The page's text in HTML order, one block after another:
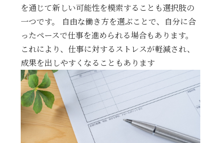
を通じて新しい可能性を模索することも選択肢の
一つです。 自由な働き方を選ぶことで、自分に合
ったペースで仕事を進められる場合もあります。
これにより、仕事に対するストレスが軽減され、
成果を出しやすくなることもあります